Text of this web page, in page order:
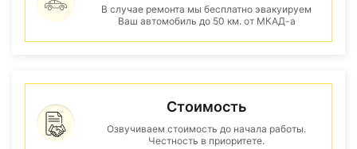
В случае ремонта мы бесплатно эвакуируем
Ваш автомобиль до 50 км. от МКАД-а
Стоимость
Озвучиваем стоимость до начала работы.
Честность в приоритете.